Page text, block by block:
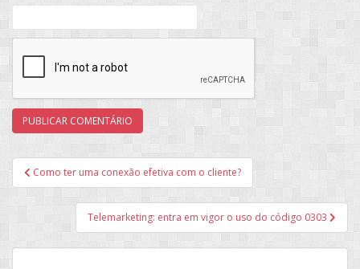
Navegação
de
Como ter uma conexão efetiva com o cliente?
Telemarketing: entra em vigor o uso do código 0303